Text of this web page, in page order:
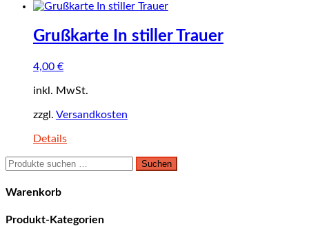
Grußkarte In stiller Trauer
4,00 €
inkl. MwSt.
zzgl. Versandkosten
Details
Suchen
Suchen
Warenkorb
Produkt-Kategorien